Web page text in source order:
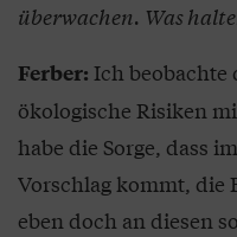
überwachen. Was
Ferber: Ich beobachte
ökologische Risiken
habe die Sorge, dass
Vorschlag kommt, die
eben doch an diesen